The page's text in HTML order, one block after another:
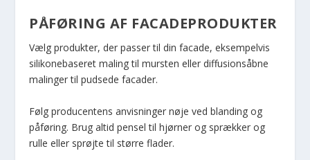
PÅFØRING AF FACADEPRODUKTER
Vælg produkter, der passer til din facade, eksempelvis
silikonebaseret maling til mursten eller diffusionsåbne
malinger til pudsede facader.
Følg producentens anvisninger nøje ved blanding og
påføring. Brug altid pensel til hjørner og sprækker og
rulle eller sprøjte til større flader.